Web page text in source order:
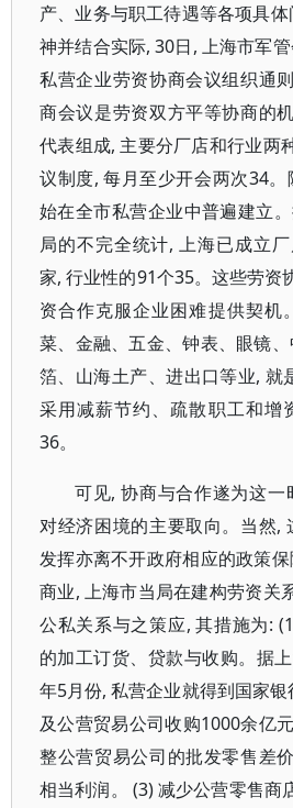
产、业务与职工待遇等各项具
神并结合实际, 30日, 上海市军
私营企业劳资协商会议组织通
商会议是劳资双方平等协商的
代表组成, 主要分厂店和行业两
议制度, 每月至少开会两次34
始在全市私营企业中普遍建立
局的不完全统计, 上海已成立
家, 行业性的91个35。这些劳资
资合作克服企业困难提供契机
菜、金融、五金、钟表、眼镜
箔、山海土产、进出口等业, 就
采用减薪节约、疏散职工和增
36。
可见, 协商与合作遂为这
对经济困境的主要取向。当然,
发挥亦离不开政府相应的政策
商业, 上海市当局在建构劳资关
公私关系与之策应, 其措施为:
的加工订货、贷款与收购。据
年5月份, 私营企业就得到国家
及公营贸易公司收购1000余亿
整公营贸易公司的批发零售差
相当利润。 (3) 减少公营零售商